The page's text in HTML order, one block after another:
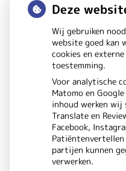
Huisarts
Douglashout
5621 DE
Deze
Wij gebruiken
website goed kan
cookies en
toestemming.
Voor analytische
Matomo en
inhoud werken wij
Translate en
Facebook,
Patiëntenvertellen
partijen kunnen
verwerken.